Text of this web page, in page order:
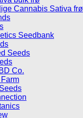
Cannabis Sativa frø
Seedbank
Seeds
Co.